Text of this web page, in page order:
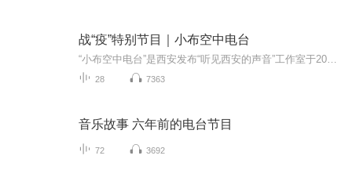
战“疫”特别节目｜小布空中电台
28 7363
音乐故事 六年前的电台节目
72 3692